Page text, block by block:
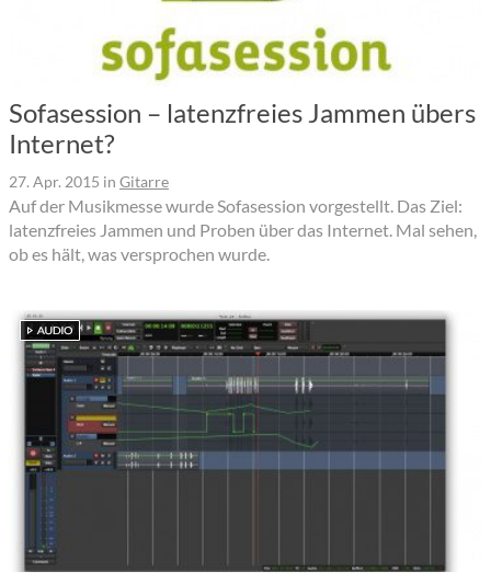
Sofasession – latenzfreies Jammen übers
Internet?
27. Apr. 2015 in Gitarre
Auf der Musikmesse wurde Sofasession vorgestellt. Das Ziel:
latenzfreies Jammen und Proben über das Internet. Mal sehen,
ob es hält, was versprochen wurde.